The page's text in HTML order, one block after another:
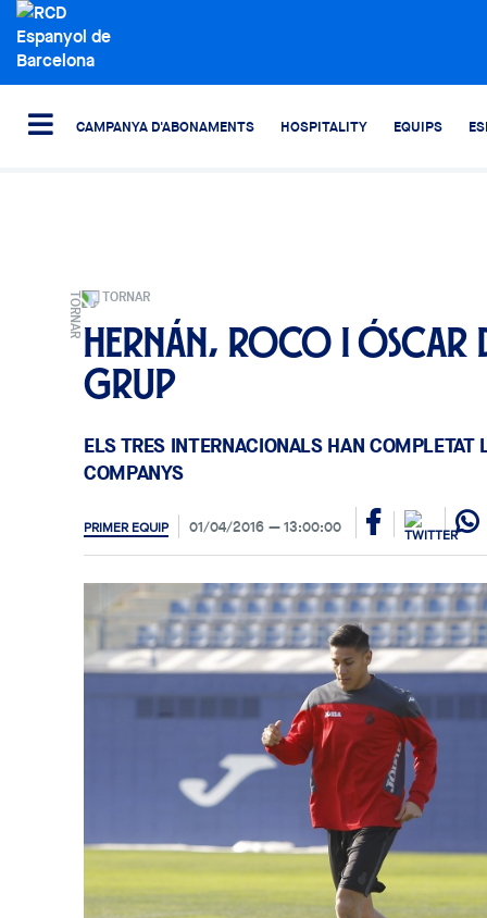
CAMPANYA D'ABONAMENTS HOSPITALITY EQUIPS
TORNAR
Hernán, Roco i Óscar
grup
ELS TRES INTERNACIONALS HAN
COMPANYS
PRIMER EQUIP 01/04/2016 13:00:00